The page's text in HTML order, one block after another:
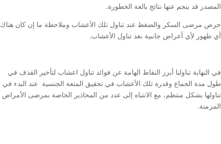
المصدر قد ينجم عنها نتائج بالغة الخطورة.
حرص مرضى السكر والضغط عند تناول تلك الأعشاب وملاحظة ما إن كان هناك
أي ظهور لأي أعراض جانبية بعد تناول الأعشاب.
في النهاية تناولنا أبرز النقاط الهامة عن فوائد تناول اعشاب لتأخير القذف في
طول مدة الجماع وقدرة تلك الأعشاب في تحقيق المتعة الجنسية عند البدء في
تناولها بشكل منتظم، مع الانتباه إلى عدد من المحاذير الخاصة بمرضى الأمراض
المزمنة.